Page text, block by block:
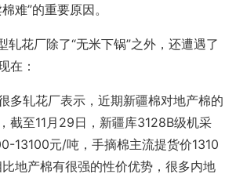
难”的重要原因。
花厂除了“无米下锅”之外，还遭遇了
在：
多轧花厂表示，近期新疆棉对地产棉的
截至11月29日，新疆库3128B级机采
13100元/吨，手摘棉主流提货价1310
地产棉有很强的性价优势，很多内地